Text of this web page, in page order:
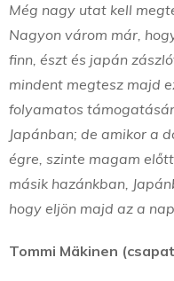
Még nagy utat kell
Nagyon várom már,
finn, észt és japán
mindent megtesz majd
folyamatos
Japánban; de amikor a
égre, szinte magam
másik hazánkban,
hogy eljön majd az a nap
Tommi Mäkinen